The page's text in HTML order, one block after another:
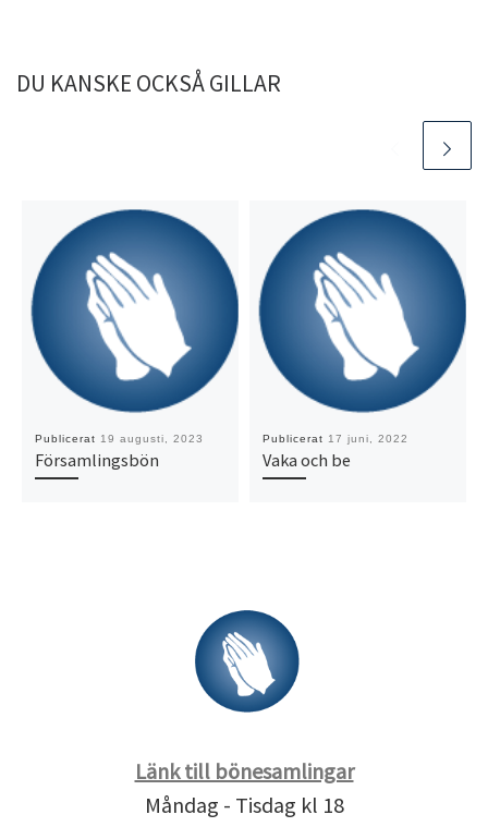
DU KANSKE OCKSÅ GILLAR
Publicerat 19 augusti, 2023
Församlingsbön
Publicerat 17 juni, 2022
Vaka och be
Länk till bönesamlingar
Måndag - Tisdag kl 18